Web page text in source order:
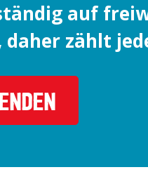
auf
zählt